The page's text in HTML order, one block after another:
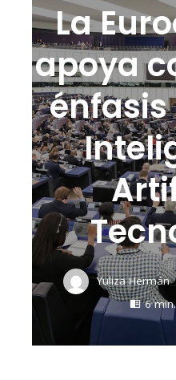
La
apoya
énfasis
Yuliza Hermán
6